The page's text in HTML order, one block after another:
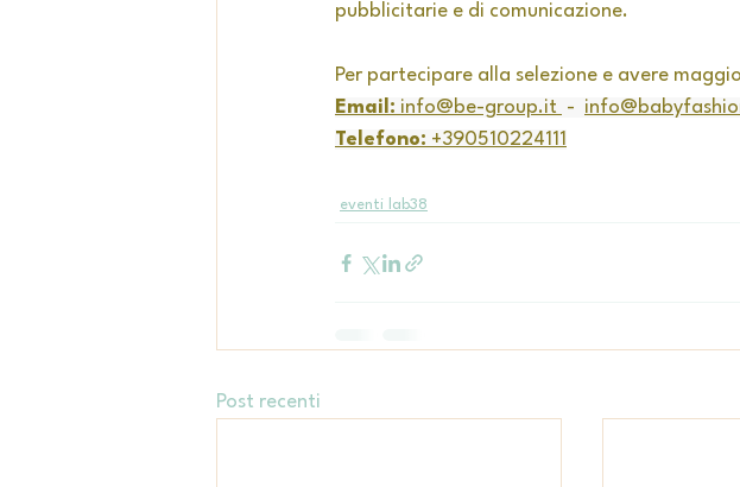
pubblicitarie e di comunicazione.
Per partecipare alla selezione e avere
Email: info@be-group.it -
Telefono: +390510224111
eventi lab38
Post recenti